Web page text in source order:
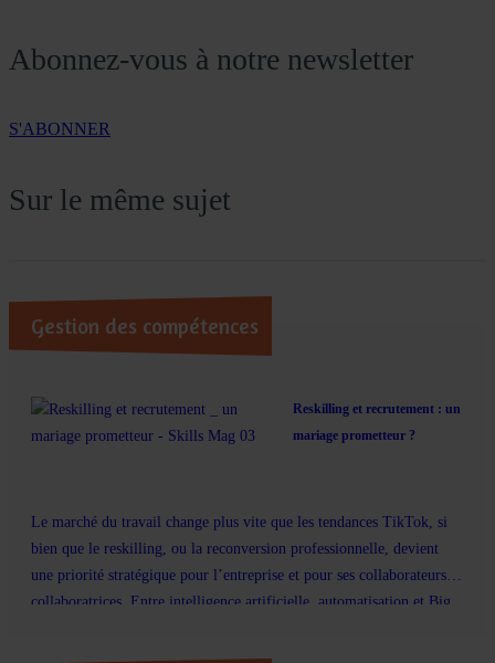
Abonnez-vous à notre newsletter
S'ABONNER
Sur le même sujet
Gestion des compétences
Reskilling et recrutement : un
mariage prometteur ?
Le marché du travail change plus vite que les tendances TikTok, si
bien que le reskilling, ou la reconversion professionnelle, devient
une priorité stratégique pour l’entreprise et pour ses collaborateurs et
collaboratrices. Entre intelligence artificielle, automatisation et Big